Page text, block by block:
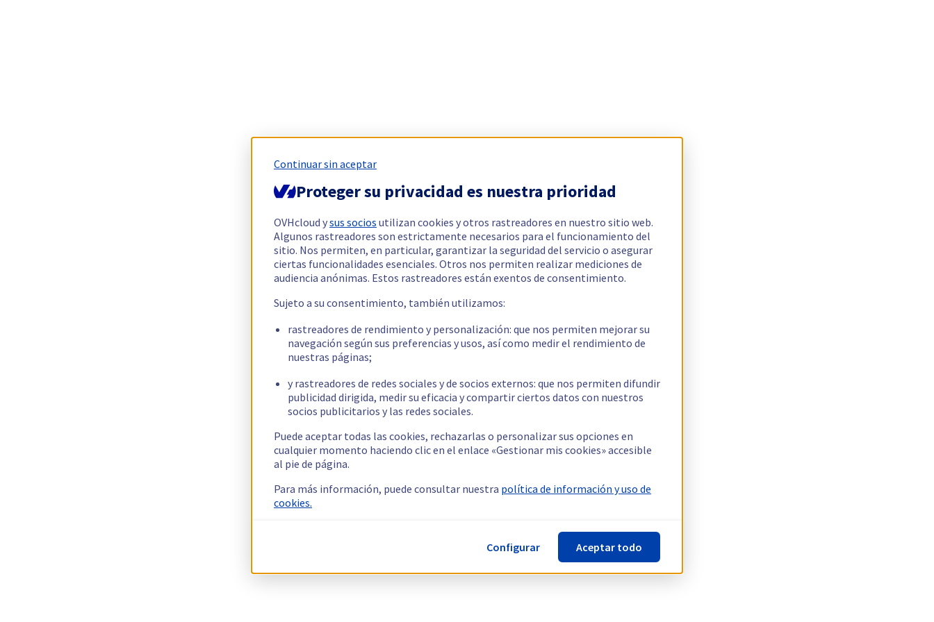
Continuar sin aceptar
Proteger su privacidad es nuestra prioridad
OVHcloud ysus socios utilizan cookies y otros rastreadores en nuestro sitio web.
Algunos rastreadores son estrictamente necesarios para el funcionamiento del
sitio. Nos permiten, en particular, garantizar la seguridad del servicio o asegurar
ciertas funcionalidades esenciales. Otros nos permiten realizar mediciones de
audiencia anónimas. Estos rastreadores están exentos de consentimiento.
Sujeto a su consentimiento, también utilizamos:
rastreadores de rendimiento y personalización: que nos permiten mejorar su
navegación según sus preferencias y usos, así como medir el rendimiento de
nuestras páginas;
y rastreadores de redes sociales y de socios externos: que nos permiten difundir
publicidad dirigida, medir su eficacia y compartir ciertos datos con nuestros
socios publicitarios y las redes sociales.
Puede aceptar todas las cookies, rechazarlas o personalizar sus opciones en
cualquier momento haciendo clic en el enlace «Gestionar mis cookies» accesible
al pie de página.
Para más información, puede consultar nuestra política de información y uso de
cookies.
Configurar Aceptar todo